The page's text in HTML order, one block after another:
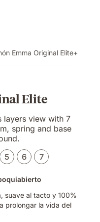
Emma Original Elite+
Elite
5 6 7
suave al tacto y 100%
prolongar la vida del